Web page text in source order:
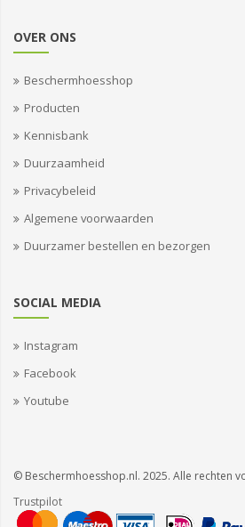
OVER ONS
Beschermhoesshop
Producten
Kennisbank
Duurzaamheid
Privacybeleid
Algemene voorwaarden
Duurzamer bestellen en bezorgen
SOCIAL MEDIA
Instagram
Facebook
Youtube
© Beschermhoesshop.nl. 2025. Alle rechten
Trustpilot